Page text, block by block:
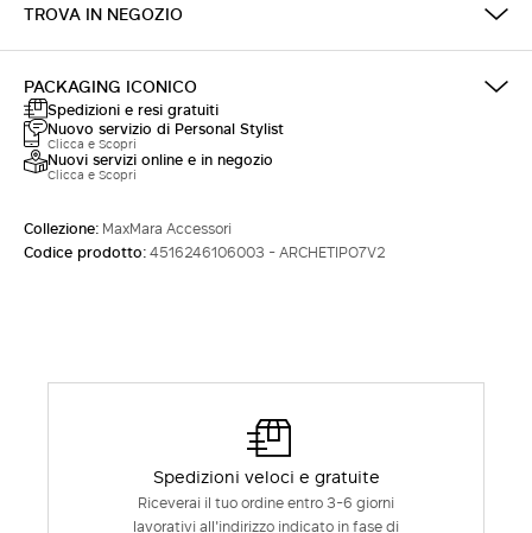
TROVA IN NEGOZIO
PACKAGING ICONICO
Spedizioni e resi gratuiti
Nuovo servizio di Personal Stylist
Clicca e Scopri
Nuovi servizi online e in negozio
Clicca e Scopri
Collezione: MaxMara Accessori
Codice prodotto:4516246106003 - ARCHETIPO7V2
Spedizioni veloci e gratuite
Riceverai il tuo ordine entro 3-6 giorni
lavorativi all'indirizzo indicato in fase di